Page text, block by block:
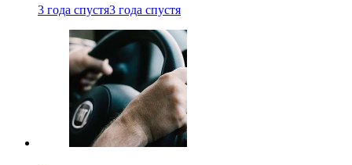
3 года спустя3 года спустя